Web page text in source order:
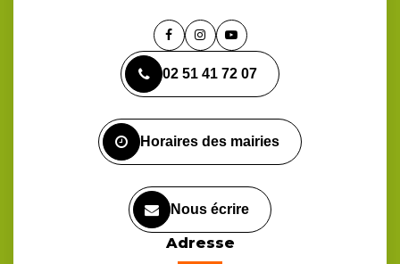
Lien
le
compte
Lien
le
compte
Lien
la
chaîne
02 51 41 72 07
Horaires des mairies
Nous écrire
Adresse